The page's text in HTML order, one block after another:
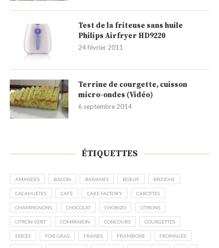
Test de la friteuse sans huile
Philips Airfryer HD9220
24 février 2011
Terrine de courgette, cuisson
micro-ondes (Vidéo)
6 septembre 2014
ÉTIQUETTES
AMANDES BACON BANANES BOEUF BRIOCHE
CACAHUÈTES CAFÉ CAKE FACTORY CAROTTES
CHAMPIGNONS CHOCOLAT CHORIZO CITRONS
CITRON VERT COMPANION CONCOURS COURGETTES
EPICES FOIE GRAS FRAISES FRAMBOISE FROMAGES